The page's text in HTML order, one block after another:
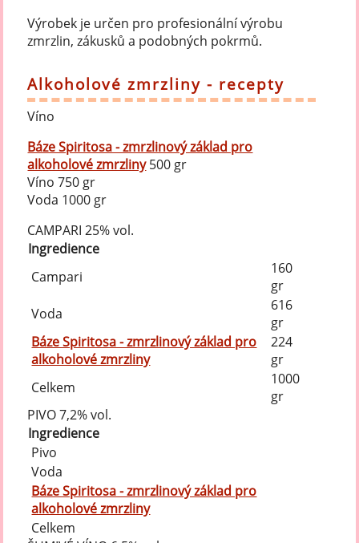
Výrobek je určen pro profesionální výrobu
zmrzlin, zákusků a podobných pokrmů.
Alkoholové zmrzliny - recepty
Víno
Báze Spiritosa - zmrzlinový základ pro
alkoholové zmrzliny500 gr
Víno 750 gr
Voda 1000 gr
CAMPARI 25% vol.
Ingredience
Campari
160
gr
Voda
616
gr
Báze Spiritosa - zmrzlinový základ pro
alkoholové zmrzliny
224
gr
Celkem
1000
gr
PIVO 7,2% vol.
Ingredience
Pivo
Voda
Báze Spiritosa - zmrzlinový základ pro
alkoholové zmrzliny
Celkem